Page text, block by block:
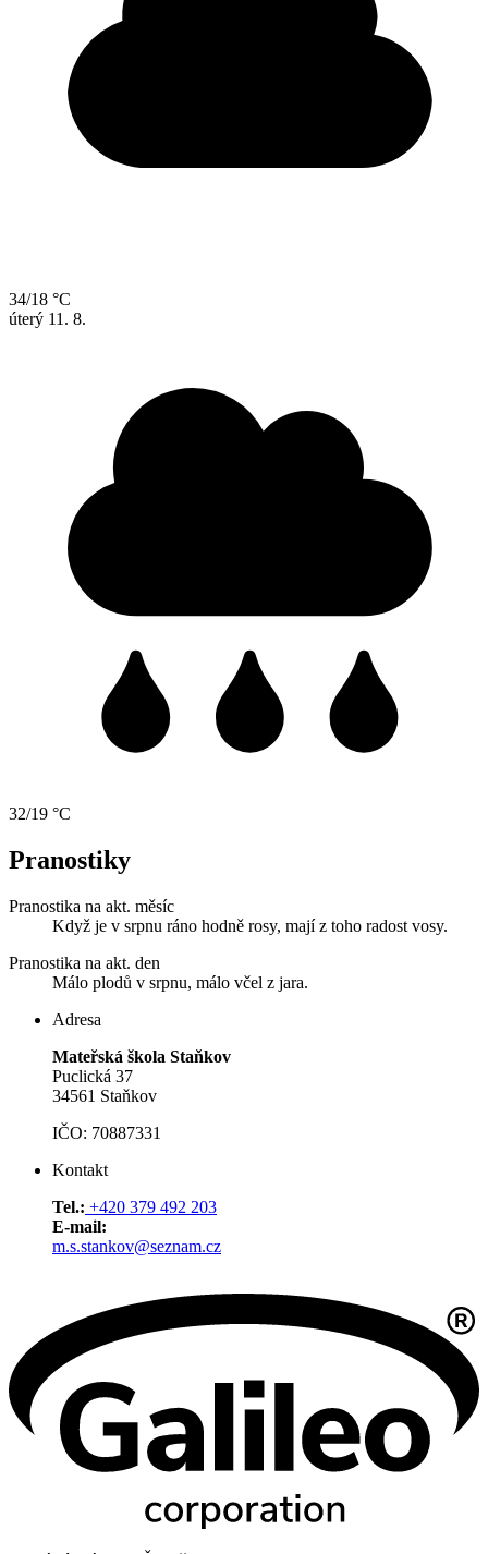
34/18 °C
úterý 11. 8.
32/19 °C
Pranostiky
Pranostika na akt. měsíc
Když je v srpnu ráno hodně rosy, mají z toho radost vosy.
Pranostika na akt. den
Málo plodů v srpnu, málo včel z jara.
Adresa
Mateřská škola Staňkov
Puclická 37
34561 Staňkov
IČO: 70887331
Kontakt
Tel.: +420 379 492 203
E-mail:
m.s.stankov@seznam.cz